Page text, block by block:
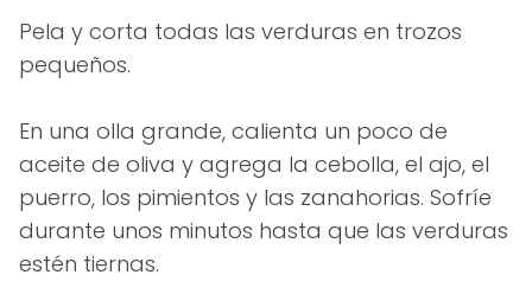
Pela y corta todas las verduras en trozos
pequeños.
En una olla grande, calienta un poco de
aceite de oliva y agrega la cebolla, el ajo, el
puerro, los pimientos y las zanahorias. Sofríe
durante unos minutos hasta que las verduras
estén tiernas.